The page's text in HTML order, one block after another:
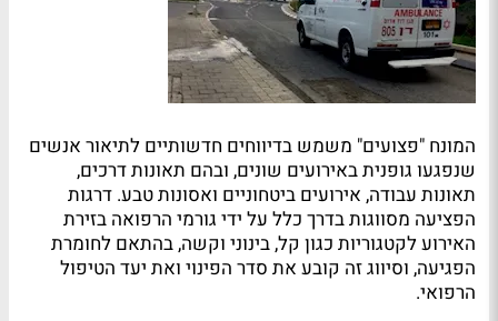
המונח "פצועים" משמש בדיווחים חדשותיים לתיאור אנשים
שנפגעו גופנית באירועים שונים, ובהם תאונות דרכים,
תאונות עבודה, אירועים ביטחוניים ואסונות טבע. דרגות
הפציעה מסווגות בדרך כלל על ידי גורמי הרפואה בזירת
האירוע לקטגוריות כגון קל, בינוני וקשה, בהתאם לחומרת
הפגיעה, וסיווג זה קובע את סדר הפינוי ואת יעד הטיפול
הרפואי.